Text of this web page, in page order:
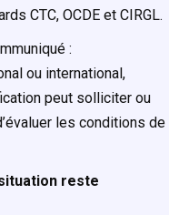
CTC, OCDE et CIRGL.
:
ou international,
peut solliciter ou
les conditions de
reste